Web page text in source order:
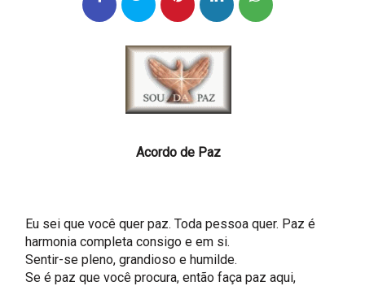
Acordo de Paz
Eu sei que você quer paz. Toda pessoa quer. Paz é
harmonia completa consigo e em si.
Sentir-se pleno, grandioso e humilde.
Se é paz que você procura, então faça paz aqui,